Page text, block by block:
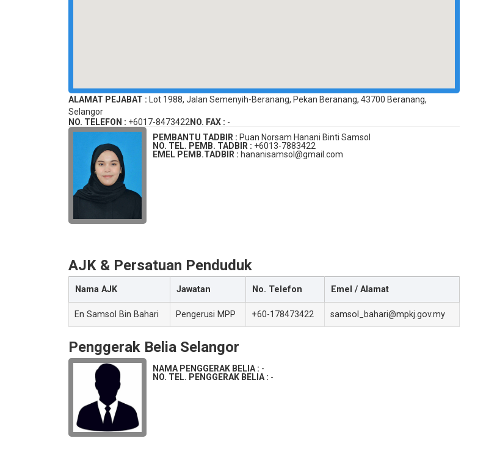
ALAMAT PEJABAT : Lot 1988, Jalan Semenyih-Beranang, Pekan Beranang, 43700 Beranang,
Selangor
NO. TELEFON : +6017-8473422NO. FAX : -
PEMBANTU TADBIR : Puan Norsam Hanani Binti Samsol
NO. TEL. PEMB. TADBIR : +6013-7883422
EMEL PEMB.TADBIR : hananisamsol@gmail.com
AJK & Persatuan Penduduk
Nama AJK Jawatan No. Telefon Emel / Alamat
En Samsol Bin Bahari Pengerusi MPP +60-178473422 samsol_bahari@mpkj.gov.my
Penggerak Belia Selangor
NAMA PENGGERAK BELIA : -
NO. TEL. PENGGERAK BELIA : -